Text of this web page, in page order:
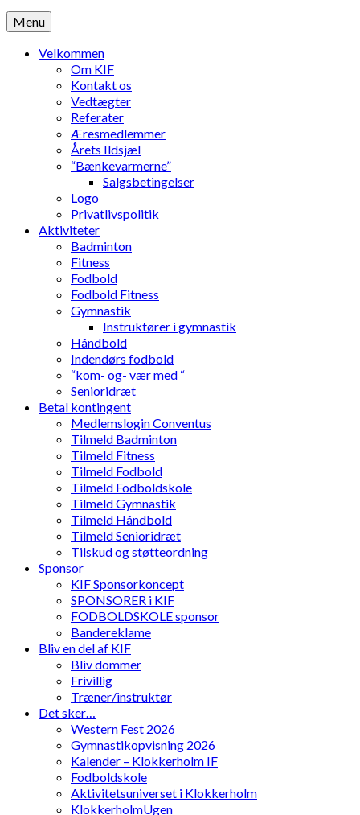
Menu
Velkommen
Om KIF
Kontakt os
Vedtægter
Referater
Æresmedlemmer
Årets Ildsjæl
“Bænkevarmerne”
Salgsbetingelser
Logo
Privatlivspolitik
Aktiviteter
Badminton
Fitness
Fodbold
Fodbold Fitness
Gymnastik
Instruktører i gymnastik
Håndbold
Indendørs fodbold
“kom- og- vær med “
Senioridræt
Betal kontingent
Medlemslogin Conventus
Tilmeld Badminton
Tilmeld Fitness
Tilmeld Fodbold
Tilmeld Fodboldskole
Tilmeld Gymnastik
Tilmeld Håndbold
Tilmeld Senioridræt
Tilskud og støtteordning
Sponsor
KIF Sponsorkoncept
SPONSORER i KIF
FODBOLDSKOLE sponsor
Bandereklame
Bliv en del af KIF
Bliv dommer
Frivillig
Træner/instruktør
Det sker…
Western Fest 2026
Gymnastikopvisning 2026
Kalender – Klokkerholm IF
Fodboldskole
Aktivitetsuniverset i Klokkerholm
KlokkerholmUgen